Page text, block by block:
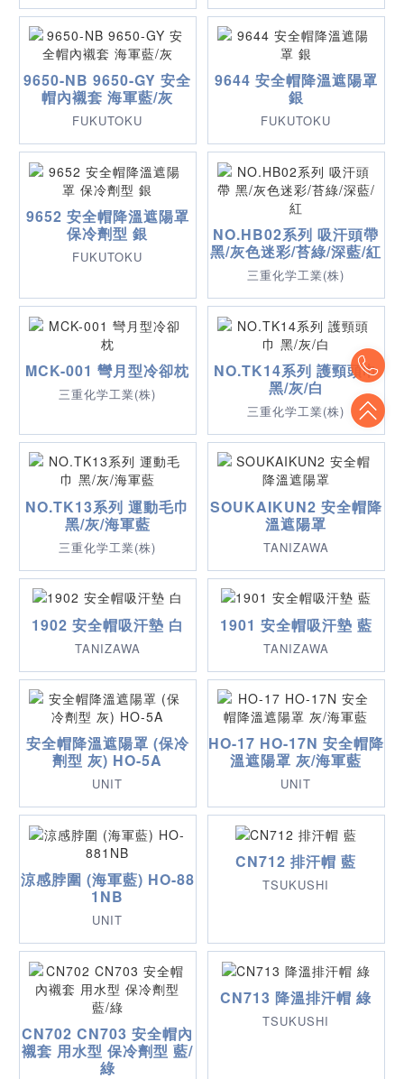
9650-NB 9650-GY 安全
帽內襯套 海軍藍/灰
FUKUTOKU
9644 安全帽降溫遮陽罩
銀
FUKUTOKU
9652 安全帽降溫遮陽罩
保冷劑型 銀
FUKUTOKU
NO.HB02系列 吸汗頭帶
黑/灰色迷彩/苔綠/深藍/紅
三重化学工業(株)
MCK-001 彎月型冷卻枕
三重化学工業(株)
NO.TK14系列 護頸頭巾
黑/灰/白
三重化学工業(株)
NO.TK13系列 運動毛巾
黑/灰/海軍藍
三重化学工業(株)
SOUKAIKUN2 安全帽降
溫遮陽罩
TANIZAWA
1902 安全帽吸汗墊 白
TANIZAWA
1901 安全帽吸汗墊 藍
TANIZAWA
安全帽降溫遮陽罩 (保冷
劑型 灰) HO-5A
UNIT
HO-17 HO-17N 安全帽降
溫遮陽罩 灰/海軍藍
UNIT
涼感脖圍 (海軍藍) HO-88
1NB
UNIT
CN712 排汗帽 藍
TSUKUSHI
CN702 CN703 安全帽內
襯套 用水型 保冷劑型 藍/
綠
CN713 降溫排汗帽 綠
TSUKUSHI